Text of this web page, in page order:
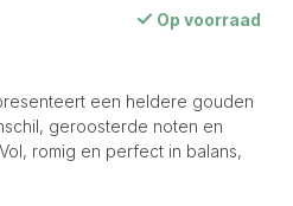
Op voorraad
een heldere gouden
geroosterde noten en
romig en perfect in balans,